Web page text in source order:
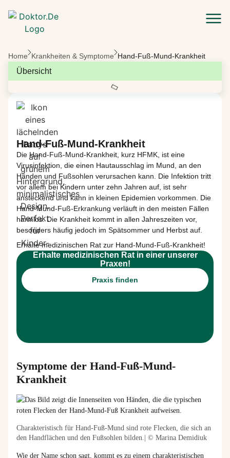
Home Krankheiten & Symptome Hand-Fuß-Mund-Krankheit
Hand-Fuß-Mund-Krankheit
Die Hand-Fuß-Mund-Krankheit , kurz HFMK, ist eine
Virusinfektion, die einen Hautausschlag im Mund, an den
Händen und Fußsohlen verursachen kann.
Die Infektion tritt
vor allem bei Kindern unter zehn Jahren auf, ist sehr
ansteckend und kann in kleinen Epidemien vorkommen.
Die
Hand-Mund-Fuß-Erkrankung verläuft in den meisten Fällen
harmlos. Die Krankheit kommt in allen Jahreszeiten vor,
besonders häufig jedoch im Spätsommer und Herbst auf.
Erhalte medizinischen Rat zur Hand-Mund-Fuß-Krankheit!
Erhalte medizinischen Rat in einer unserer
Praxen!
Praxis finden
Symptome der Hand-Fuß-Mund-
Krankheit
Charakteristisch für Hand-Fuß-Mund sind rote Flecken, die sich an
den Handflächen und den Fußsohlen bilden.| © Marina Demidiuk
Wie der Name schon sagt, kommt es zu einem charakteristischen
Übersicht